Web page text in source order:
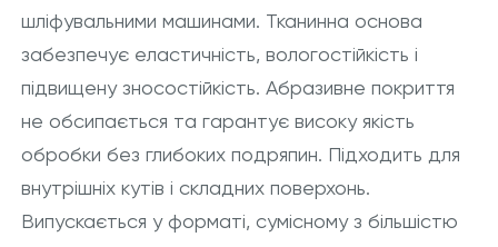
шліфувальними машинами. Тканинна основа
забезпечує еластичність, вологостійкість і
підвищену зносостійкість. Абразивне покриття
не обсипається та гарантує високу якість
обробки без глибоких подряпин. Підходить для
внутрішніх кутів і складних поверхонь.
Випускається у форматі, сумісному з більшістю